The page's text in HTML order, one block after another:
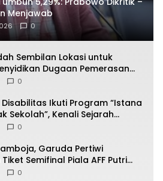
Menjawab
0
Sembilan Lokasi untuk
Dugaan Pemerasan
Nonaktif
0
Disabilitas Ikuti Program “Istana
Sekolah”, Kenali Sejarah
Pemerintahan
0
Garuda Pertiwi
Semifinal Piala AFF Putri
0